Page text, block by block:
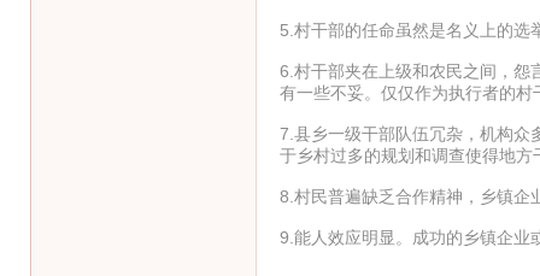
5.村干部的任命虽然是名义上的选
6.村干部夹在上级和农民之间，怨
有一些不妥。仅仅作为执行者的
7.县乡一级干部队伍冗杂，机构众
于乡村过多的规划和调查使得地
8.村民普遍缺乏合作精神，乡镇企
9.能人效应明显。成功的乡镇企业